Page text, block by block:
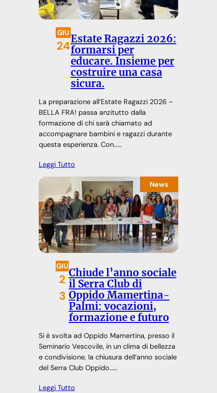
GIU
24Estate Ragazzi 2026:
formarsi per
educare. Insieme per
costruire una casa
sicura.
La preparazione all’Estate Ragazzi 2026 –
BELLA FRA! passa anzitutto dalla
formazione di chi sarà chiamato ad
accompagnare bambini e ragazzi durante
questa esperienza. Con……
Leggi Tutto
News
GIU
2
3
Chiude l’anno sociale
il Serra Club di
Oppido Mamertina-
Palmi: vocazioni,
formazione e futuro
Si è svolta ad Oppido Mamertina, presso il
Seminario Vescovile, in un clima di bellezza
e condivisione, la chiusura dell’anno sociale
del Serra Club Oppido……
Leggi Tutto